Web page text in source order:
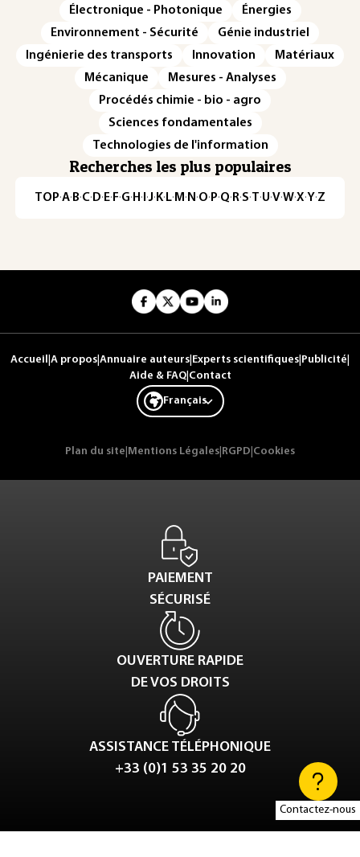
Contactez-nous
Électronique - Photonique
Énergies
Environnement - Sécurité
Génie industriel
Ingénierie des transports
Innovation
Matériaux
Mécanique
Mesures - Analyses
Procédés chimie - bio - agro
Sciences fondamentales
Technologies de l'information
Recherches les plus populaires
TOP·A·B·C· D· E· F·G· H · ·J· K· L· M · N ·O· P·Q· R·S·T·U·V·W·X·Y·Z
Accueil A propos Annuaire auteurs Experts scientifiques Publicité
Aide & FAQ| Contact
Français
Plan du site Mentions Légales RGPD Cookies
PAIEMENT
SÉCURISÉ
OUVERTURE RAPIDE
DE VOS DROITS
ASSISTANCE TÉLÉPHONIQUE
+33 (0)1 53 35 20 20